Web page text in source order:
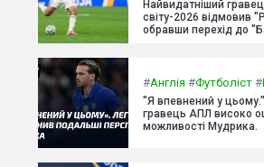
Найвидатніший
світу-2026 відмовив
обравши перехід до
#Англія #Футболіст #
"Я впевнений у
гравець АПЛ високо
можливості Мудрика.